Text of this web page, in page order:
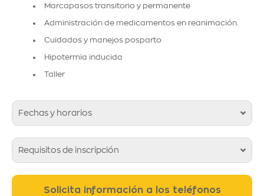
Marcapasos transitorio y permanente
Administración de medicamentos en reanimación.
Cuidados y manejos posparto
Hipotermia inducida
Taller
Fechas y horarios
Requisitos de inscripción
Solicita información a los teléfonos